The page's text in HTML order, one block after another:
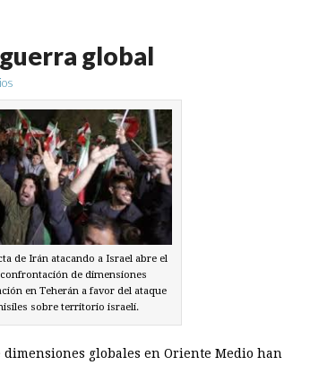
global
de Irán atacando a Israel abre el
de dimensiones
en Teherán a favor del ataque
sobre territorio israelí.
globales en Oriente Medio han